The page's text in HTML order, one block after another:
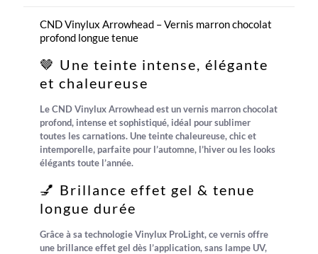
CND Vinylux Arrowhead – Vernis marron chocolat
profond longue tenue
🤎 Une teinte intense, élégante
et chaleureuse
LeCND Vinylux Arrowheadest un vernis marron chocolat
profond, intense et sophistiqué, idéal pour sublimer
toutes les carnations. Une teinte chaleureuse, chic et
intemporelle, parfaite pour l’automne, l’hiver ou les looks
élégants toute l’année.
💅 Brillance effet gel & tenue
longue durée
Grâce à sa technologieVinylux ProLight, ce vernis offre
une brillance effet gel dès l’application, sans lampe UV,